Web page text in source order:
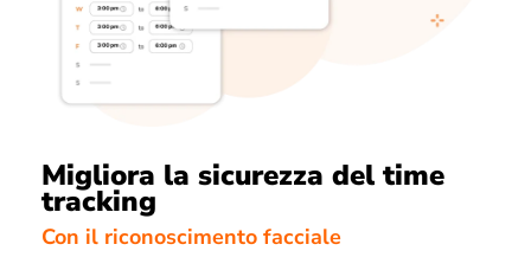
Migliora la sicurezza del time
tracking
Con il riconoscimento facciale